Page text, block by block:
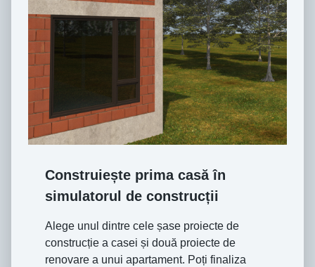
Construiește prima casă în
simulatorul de construcții
Alege unul dintre cele șase proiecte de
construcție a casei și două proiecte de
renovare a unui apartament. Poți finaliza